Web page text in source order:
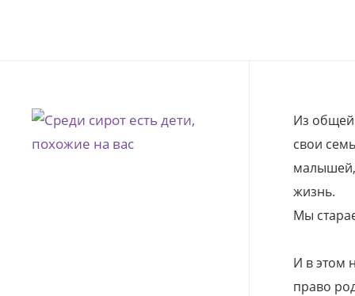
Из общей
свои
малышей,
жизнь.
Мы
И в этом
право